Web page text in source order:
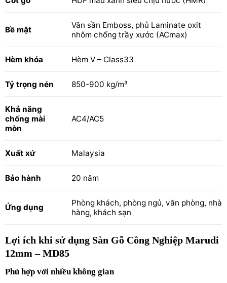
Bề mặt
Vân sần Emboss, phủ Laminate oxit
nhôm chống trầy xước (ACmax)
Hèm khóa Hèm V – Class33
Tỷ trọng nén 850-900 kg/m³
Khả năng
chống mài
mòn
AC4/AC5
Xuất xứ Malaysia
Bảo hành 20 năm
Ứng dụng
Phòng khách, phòng ngủ, văn phòng, nhà
hàng, khách sạn
Lợi ích khi sử dụng Sàn Gỗ Công Nghiệp Marudi
12mm – MD85
Phù hợp với nhiều không gian